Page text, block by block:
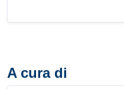
A cura di